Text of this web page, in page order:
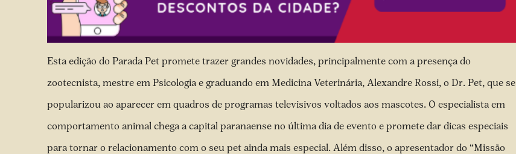
Esta edição do Parada Pet promete trazer grandes novidades, principalmente com a presença do
zootecnista, mestre em Psicologia e graduando em Medicina Veterinária, Alexandre Rossi, o Dr. Pet, que se
popularizou ao aparecer em quadros de programas televisivos voltados aos mascotes. O especialista em
comportamento animal chega a capital paranaense no última dia de evento e promete dar dicas especiais
para tornar o relacionamento com o seu pet ainda mais especial. Além disso, o apresentador do “Missão